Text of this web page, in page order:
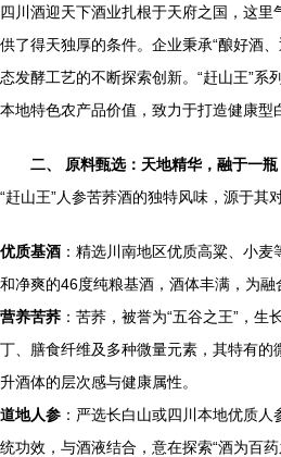
四川酒迎天下酒业扎根于天府之国，这里
供了得天独厚的条件。企业秉承“酿好酒
态发酵工艺的不断探索创新。“赶山王”系
本地特色农产品价值，致力于打造健康型
二、 原料甄选：天地精华，融于一瓶
“赶山王”人参苦荞酒的独特风味，源于其
优质基酒 ：精选川南地区优质高粱、小
和净爽的46度纯粮基酒，酒体丰满，为融
营养苦荞 ：苦荞，被誉为“五谷之王”，
丁、膳食纤维及多种微量元素，其特有的
升酒体的层次感与健康属性。
道地人参 ：严选长白山或四川本地优质
统功效，与酒液结合，意在探索“酒为百